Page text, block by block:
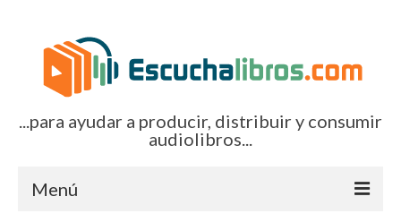
...para ayudar a producir, distribuir y consumir
audiolibros...
Menú